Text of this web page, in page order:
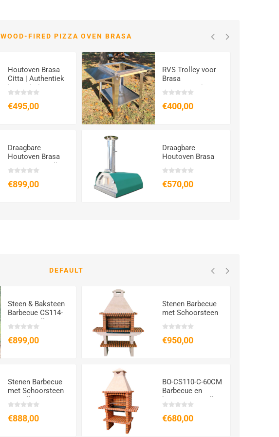
WOOD-FIRED PIZZA OVEN BRASA
Houtoven Brasa
Citta | Authentiek
buiten koken
€495,00
Draagbare
Houtoven Brasa
Zwart met Trolley
€899,00
RVS Trolley voor
Brasa
Houtgestookte
Oven
€400,00
Draagbare
Houtoven Brasa
€570,00
DEFAULT
Steen & Baksteen
Barbecue CS114-
80 | XL Grill 80cm
€899,00
Stenen Barbecue
met Schoorsteen
en Grill 80 cm
€888,00
Stenen Barbecue
met Schoorsteen
Grillrooster 80 cm
€950,00
BO-CS110-C-60CM
Barbecue en
brique avec grill
60 110-c et
cheminée
€680,00